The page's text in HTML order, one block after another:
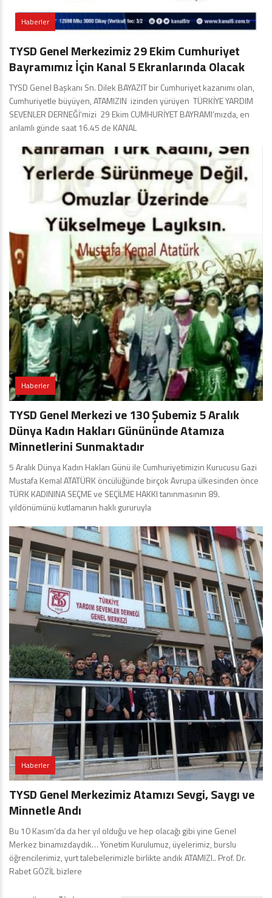
Haberler
TYSD Genel Merkezimiz 29 Ekim Cumhuriyet
Bayramımız İçin Kanal 5 Ekranlarında Olacak
TYSD Genel Başkanı Sn. Dilek BAYAZIT bir Cumhuriyet kazanımı olan,
Cumhuriyetle büyüyen, ATAMIZIN izinden yürüyen TÜRKİYE YARDIM
SEVENLER DERNEĞİ’mizi 29 Ekim CUMHURİYET BAYRAMI’mızda, en
anlamlı günde saat 16.45 de KANAL
Haberler
TYSD Genel Merkezi ve 130 Şubemiz 5 Aralık
Dünya Kadın Hakları Günününde Atamıza
Minnetlerini Sunmaktadır
5 Aralık Dünya Kadın Hakları Günü ile Cumhuriyetimizin Kurucusu Gazi
Mustafa Kemal ATATÜRK öncülüğünde birçok Avrupa ülkesinden önce
TÜRK KADININA SEÇME ve SEÇİLME HAKKI tanınmasının 89.
yıldönümünü kutlamanın haklı gururuyla
Haberler
TYSD Genel Merkezimiz Atamızı Sevgi, Saygı ve
Minnetle Andı
Bu 10 Kasım’da da her yıl olduğu ve hep olacağı gibi yine Genel
Merkez binamızdaydık… Yönetim Kurulumuz, üyelerimiz, burslu
öğrencilerimiz, yurt talebelerimizle birlikte andık ATAMIZI.. Prof. Dr.
Rabet GÖZİL bizlere